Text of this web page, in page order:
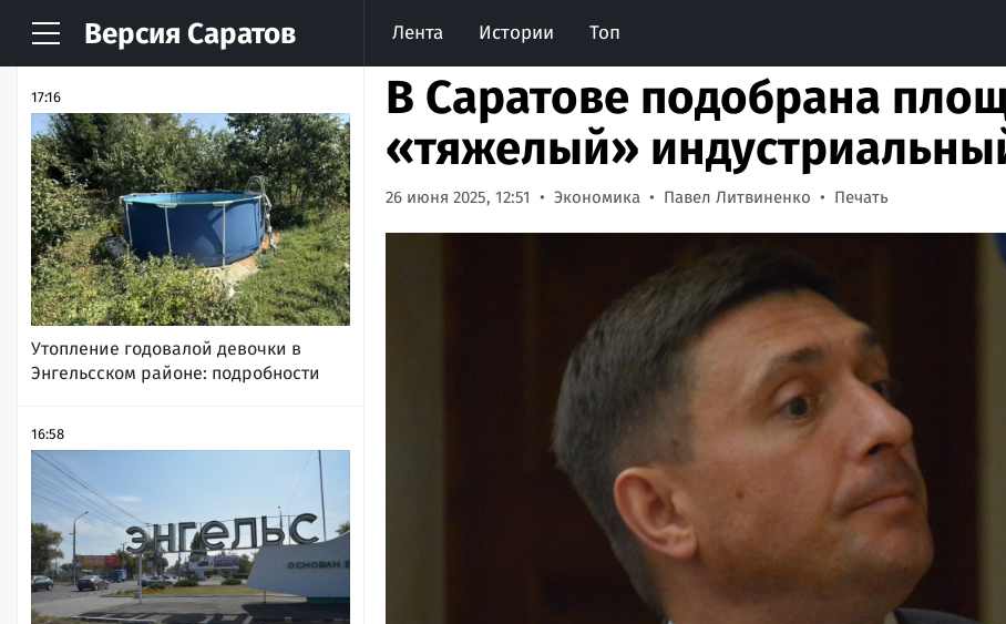
Версия Саратов Лента Истории Топ
НОВОСТИ АРХИВ
17:16
Утопление годовалой девочки в
Энгельсском районе: подробности
16:58
В Саратове подобрана
«тяжелый»
26 июня 2025, 12:51 Экономика Павел Литвиненко Печать